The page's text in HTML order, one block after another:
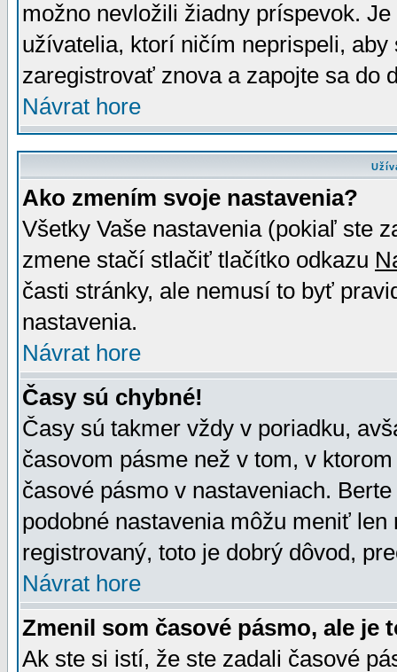
možno nevložili žiadny príspevok.
užívatelia, ktorí ničím neprispeli,
zaregistrovať znova a zapojte sa do
Návrat hore
Ako zmením svoje nastavenia?
Všetky Vaše nastavenia (pokiaľ ste
zmene stačí stlačiť tlačítko odkazu
časti stránky, ale nemusí to byť
nastavenia.
Návrat hore
Časy sú chybné!
Časy sú takmer vždy v poriadku,
časovom pásme než v tom, v
časové pásmo v nastaveniach.
podobné nastavenia môžu meniť
registrovaný, toto je dobrý dôvod,
Návrat hore
Zmenil som časové pásmo, ale je
Ak ste si istí, že ste zadali časové